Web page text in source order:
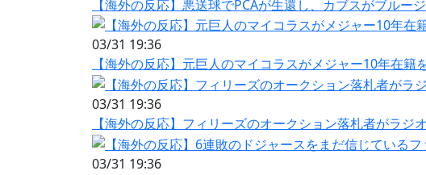
【海外の反応】悪送球でPCAが生還し、カブスがブルー
03/31 19:36
【海外の反応】元巨人のマイコラスがメジャー10年在籍
03/31 19:36
【海外の反応】フィリーズのオークション落札者がラジ
03/31 19:36